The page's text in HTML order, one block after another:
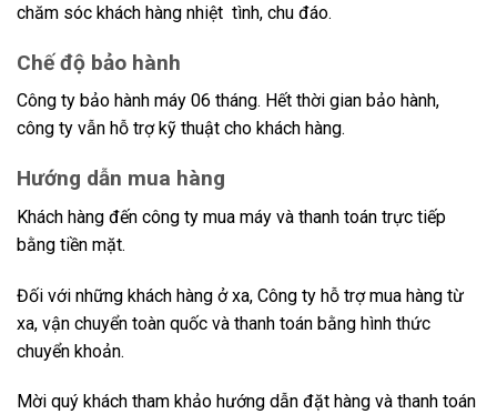
chăm sóc khách hàng nhiệt tình, chu đáo.
Chế độ bảo hành
Công ty bảo hành máy 06 tháng. Hết thời gian bảo hành,
công ty vẫn hỗ trợ kỹ thuật cho khách hàng.
Hướng dẫn mua hàng
Khách hàng đến công ty mua máy và thanh toán trực tiếp
bằng tiền mặt.
Đối với những khách hàng ở xa, Công ty hỗ trợ mua hàng từ
xa, vận chuyển toàn quốc và thanh toán bằng hình thức
chuyển khoản.
Mời quý khách tham khảo hướng dẫn đặt hàng và thanh toán